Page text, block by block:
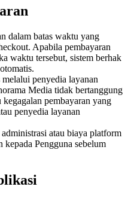
dalam batas waktu yang
Apabila pembayaran
waktu tersebut, sistem berhak
penyedia layanan
Media tidak bertanggung
kegagalan pembayaran yang
penyedia layanan
atau biaya platform
Pengguna sebelum